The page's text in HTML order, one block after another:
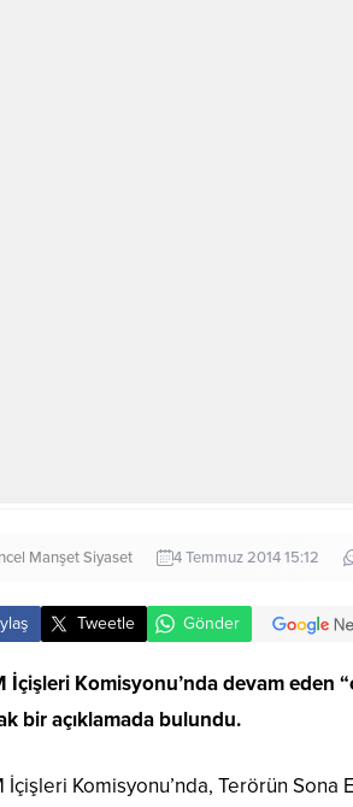
ManşetSiyaset 4 Temmuz 2014 15:12
Tweetle Gönder
İçişleri Komisyonu’nda devam eden
bir açıklamada bulundu.
İçişleri Komisyonu’nda, Terörün Sona